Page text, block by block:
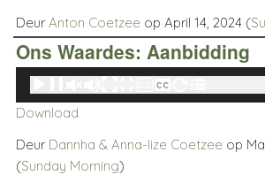
DeurAnton Coetzee op April 14, 2024 (
Ons Waardes: Aanbidding
Audio
Player
Download
Deur Dannha & Anna-lize Coetzee op
(Sunday Morning)